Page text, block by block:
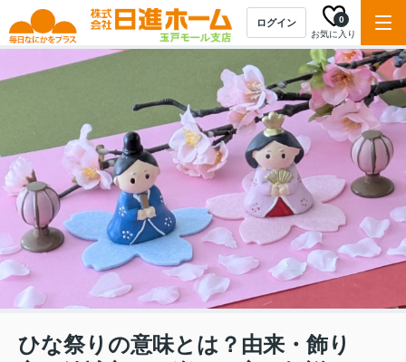
ログイン
お気に入り
0
ひな祭りの意味とは？由来・飾り